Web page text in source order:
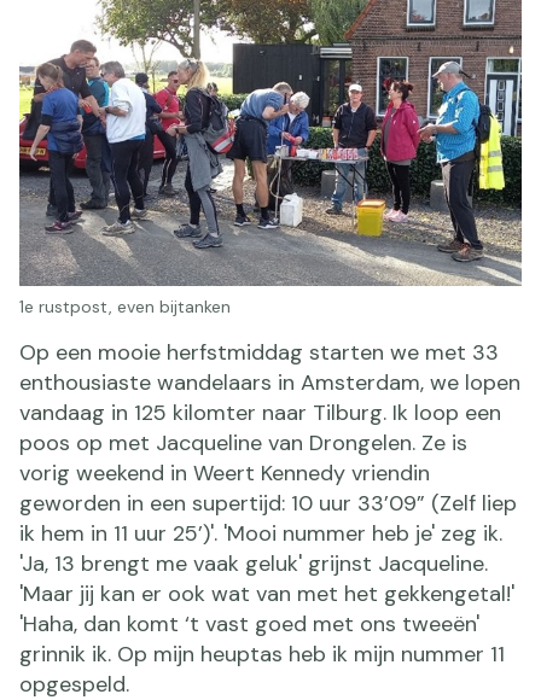
Op een mooie herfstmiddag starten we met 33
enthousiaste wandelaars in Amsterdam, we lopen
vandaag in 125 kilomter naar Tilburg. Ik loop een
poos op met Jacqueline van Drongelen. Ze is
vorig weekend in Weert Kennedy vriendin
geworden in een supertijd: 10 uur 33’09” (Zelf liep
ik hem in 11 uur 25’)'. 'Mooi nummer heb je' zeg ik.
'Ja, 13 brengt me vaak geluk' grijnst Jacqueline.
'Maar jij kan er ook wat van met het gekkengetal!'
'Haha, dan komt ‘t vast goed met ons tweeën'
grinnik ik. Op mijn heuptas heb ik mijn nummer 11
opgespeld.
1e rustpost, even bijtanken